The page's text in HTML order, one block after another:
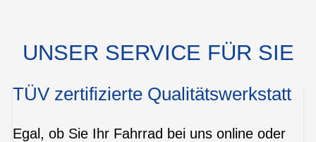
UNSER SERVICE FÜR SIE
TÜV zertifizierte Qualitätswerkstatt
Egal, ob Sie Ihr Fahrrad bei uns online oder